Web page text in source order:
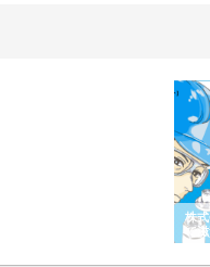
株
で